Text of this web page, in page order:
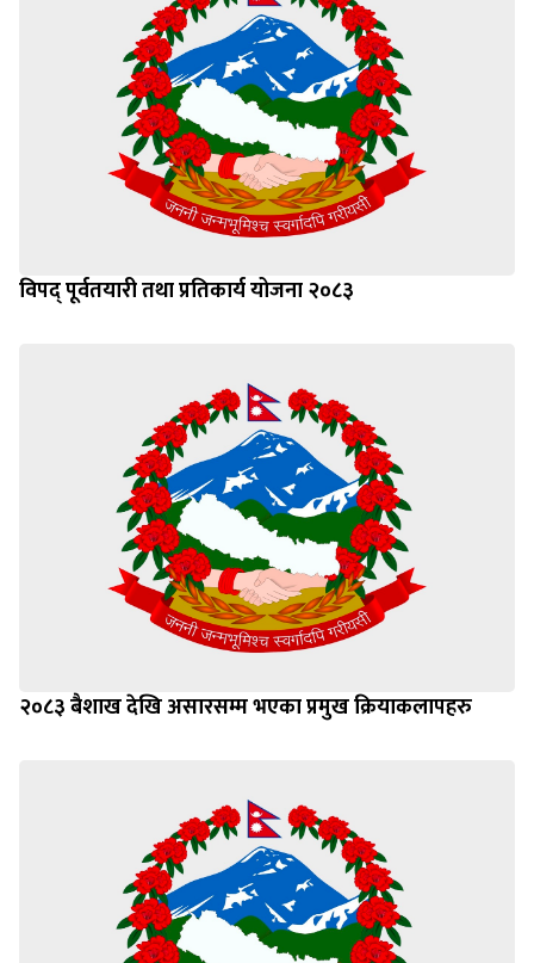
विपद् पूर्वतयारी तथा प्रतिकार्य योजना २०८३
२०८३ बैशाख देखि असारसम्म भएका प्रमुख क्रियाकलापहरु